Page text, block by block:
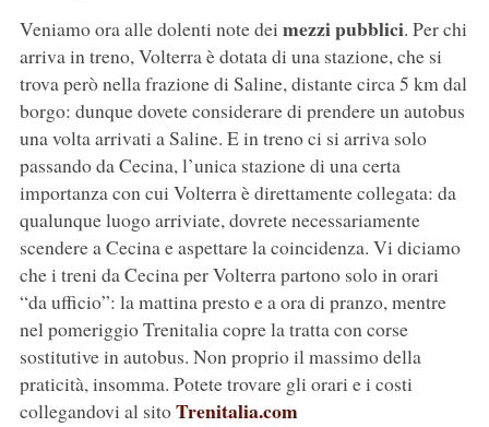
Veniamo ora alle dolenti note dei mezzi pubblici. Per chi
arriva in treno, Volterra è dotata di una stazione, che si
trova però nella frazione di Saline, distante circa 5 km dal
borgo: dunque dovete considerare di prendere un autobus
una volta arrivati a Saline. E in treno ci si arriva solo
passando da Cecina, l’unica stazione di una certa
importanza con cui Volterra è direttamente collegata: da
qualunque luogo arriviate, dovrete necessariamente
scendere a Cecina e aspettare la coincidenza. Vi diciamo
che i treni da Cecina per Volterra partono solo in orari
“da ufficio”: la mattina presto e a ora di pranzo, mentre
nel pomeriggio Trenitalia copre la tratta con corse
sostitutive in autobus. Non proprio il massimo della
praticità, insomma. Potete trovare gli orari e i costi
collegandovi al sitoTrenitalia.com